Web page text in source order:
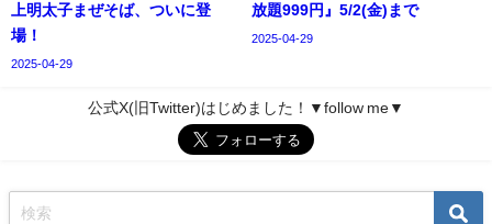
上明太子まぜそば、ついに登
場！
2025-04-29
放題999円』5/2(金)まで
2025-04-29
公式X(旧Twitter)はじめました！▼follow me▼